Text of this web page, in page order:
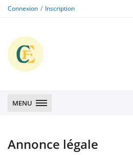
Connexion Inscription
MENU
Annonce légale